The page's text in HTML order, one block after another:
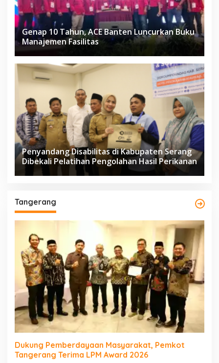
Genap 10 Tahun, ACE Banten Luncurkan Buku
Manajemen Fasilitas
Penyandang Disabilitas di Kabupaten Serang
Dibekali Pelatihan Pengolahan Hasil Perikanan
Tangerang
Dukung Pemberdayaan Masyarakat, Pemkot
Tangerang Terima LPM Award 2026